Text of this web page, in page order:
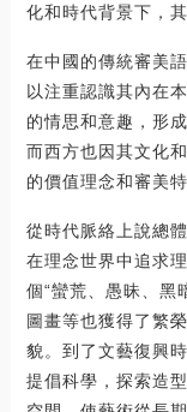
化和時代背景下，
在中國的傳統審美
以注重認識其內在
的情思和意趣，形
而西方也因其文化
的價值理念和審美特
從時代脈絡上說總
在理念世界中追求
個“蠻荒、愚昧、黑
圖畫等也獲得了繁
貌。到了文藝復興
提倡科學，探索造